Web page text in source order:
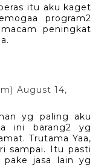
itu aku kaget
program2
peningkat
August 14,
yg paling aku
ini barang2 yg
Trutama Yaa,
sampai. Itu pasti
pake jasa lain yg